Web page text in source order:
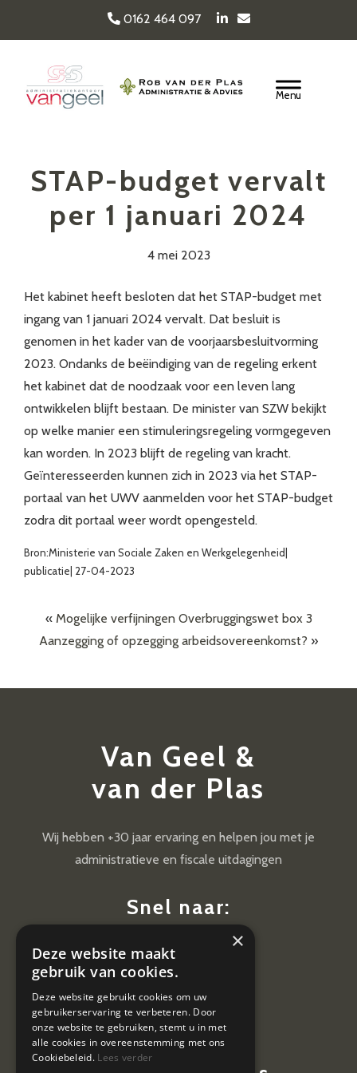
hoofd
inhoud
0162 464 097
Van Geel & van der
Header
STAP-budget vervalt
per 1 januari 2024
4 mei 2023
Het kabinet heeft besloten dat het STAP-budget met
ingang van 1 januari 2024 vervalt. Dat besluit is
genomen in het kader van de voorjaarsbesluitvorming
2023. Ondanks de beëindiging van de regeling erkent
het kabinet dat de noodzaak voor een leven lang
ontwikkelen blijft bestaan. De minister van SZW bekijkt
op welke manier een stimuleringsregeling vormgegeven
kan worden. In 2023 blijft de regeling van kracht.
Geïnteresseerden kunnen zich in 2023 via het STAP-
portaal van het UWV aanmelden voor het STAP-budget
zodra dit portaal weer wordt opengesteld.
Bron:Ministerie van Sociale Zaken en Werkgelegenheid|
publicatie| 27-04-2023
« Mogelijke verfijningen Overbruggingswet box 3
Aanzegging of opzegging arbeidsovereenkomst? »
Van Geel &
van der Plas
Wij hebben +30 jaar ervaring en helpen jou met je
administratieve en fiscale uitdagingen
Snel naar:
Diensten
Vacatures
×
Deze website maakt
gebruik van cookies.
Deze website gebruikt cookies om uw
gebruikerservaring te verbeteren. Door
onze website te gebruiken, stemt u in met
alle cookies in overeenstemming met ons
Cookiebeleid. Lees verder